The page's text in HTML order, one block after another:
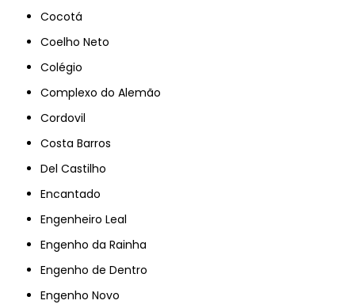
Cocotá
Coelho Neto
Colégio
Complexo do Alemão
Cordovil
Costa Barros
Del Castilho
Encantado
Engenheiro Leal
Engenho da Rainha
Engenho de Dentro
Engenho Novo